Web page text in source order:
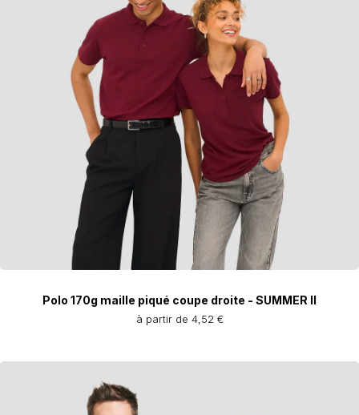
Polo 170g maille piqué coupe droite - SUMMER II
à partir de 4,52 €